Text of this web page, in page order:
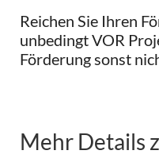
Reichen Sie Ihren
unbedingt VOR
Förderung sonst
Mehr Details